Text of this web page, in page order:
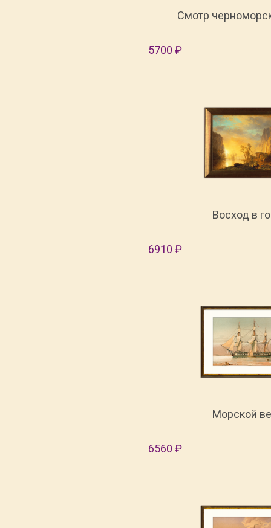
Смотр
5700 ₽
Восход в
6910 ₽
Морской
6560 ₽